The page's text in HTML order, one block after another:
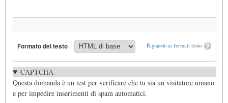
Riguardo ai formati testo
Formato del testo
CAPTCHA
Questa domanda è un test per verificare che tu sia un visitatore umano
e per impedire inserimenti di spam automatici.